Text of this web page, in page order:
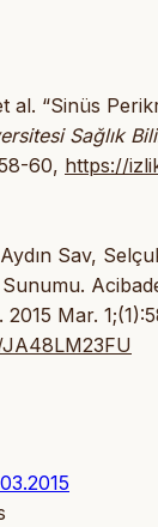
al. “Sinüs
Sağlık
60, https://
Sav,
Mar.